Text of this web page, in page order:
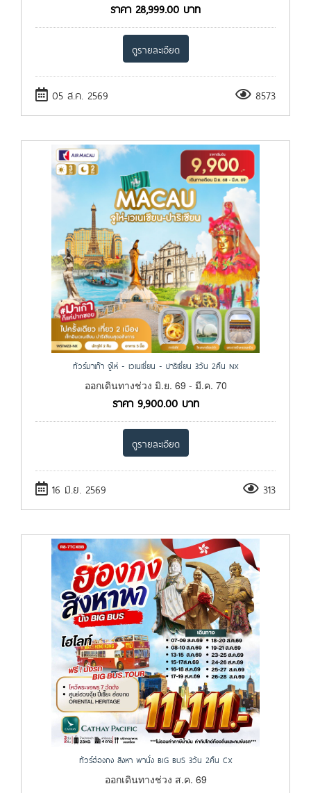
ราคา 28,999.00 บาท
ดูรายละเอียด
05 ส.ค. 2569 8573
ทัวร์มาเก๊า จูไห่ - เวเนเชี่ยน - ปาริเชี่ยน 3วัน 2คืน NX
ออกเดินทางช่วง มิ.ย. 69 - มี.ค. 70
ราคา 9,900.00บาท
ดูรายละเอียด
16 มิ.ย. 2569 313
ทัวร์ฮ่องกง สิงหา พานั่ง BIG BUS 3วัน 2คืน CX
ออกเดินทางช่วง ส.ค. 69